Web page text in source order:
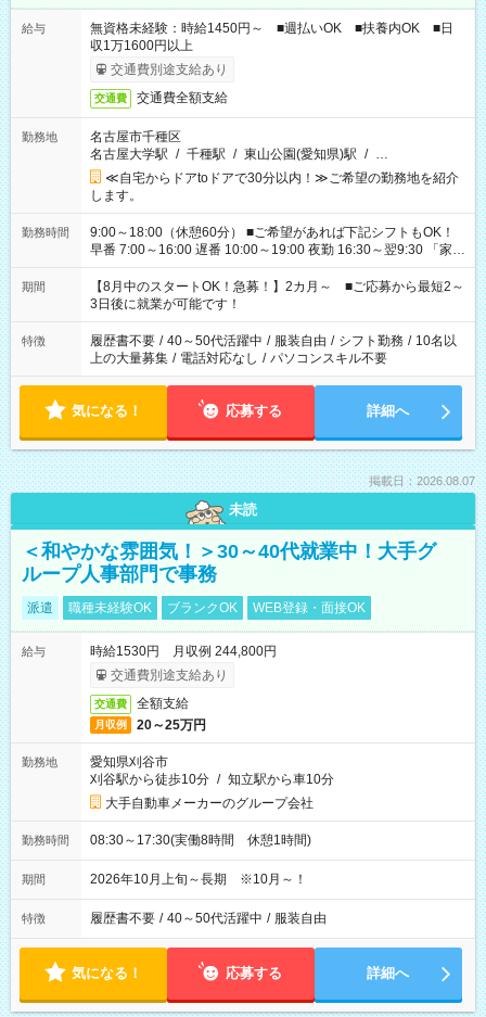
給与
無資格未経験：時給1450円～ ■週払いOK ■扶養内OK ■日
収1万1600円以上
交通費別途支給あり
交通費 交通費全額支給
勤務地
名古屋市千種区
名古屋大学駅 / 千種駅 / 東山公園(愛知県)駅 / …
≪自宅からドアtoドアで30分以内！≫ご希望の勤務地を紹介
します。
勤務時間
9:00～18:00（休憩60分） ■ご希望があれば下記シフトもOK！
早番 7:00～16:00 遅番 10:00～19:00 夜勤 16:30～翌9:30 「家族
と休みを合わせたい」 「余裕を持って夕飯の準備がしたい」
「できれば残業はしたくない」 など、ご希望を教えてください
ね。 ※Wワーク希望の方へ 今ご覧のお仕事で希望する勤務時間
と、もう1つのお仕事の勤務時間。 合計で週40時間を超える場
合は応募できません。
期間
【8月中のスタートOK！急募！】2カ月～ ■ご応募から最短2～
3日後に就業が可能です！
特徴 履歴書不要 / 40～50代活躍中 / 服装自由 / シフト勤務 / 10名以
上の大量募集 / 電話対応なし / パソコンスキル不要
気になる！ 応募する 詳細へ
掲載日：2026.08.07
未読
＜和やかな雰囲気！＞30～40代就業中！大手グ
ループ人事部門で事務
派遣 職種未経験OK ブランクOK WEB登録・面接OK
給与
時給1530円 月収例 244,800円
交通費別途支給あり
交通費 全額支給
月収例 20～25万円
勤務地
愛知県刈谷市
刈谷駅から徒歩10分 / 知立駅から車10分
大手自動車メーカーのグループ会社
勤務時間 08:30～17:30(実働8時間 休憩1時間)
期間 2026年10月上旬～長期 ※10月～！
特徴 履歴書不要 / 40～50代活躍中 / 服装自由
気になる！ 応募する 詳細へ